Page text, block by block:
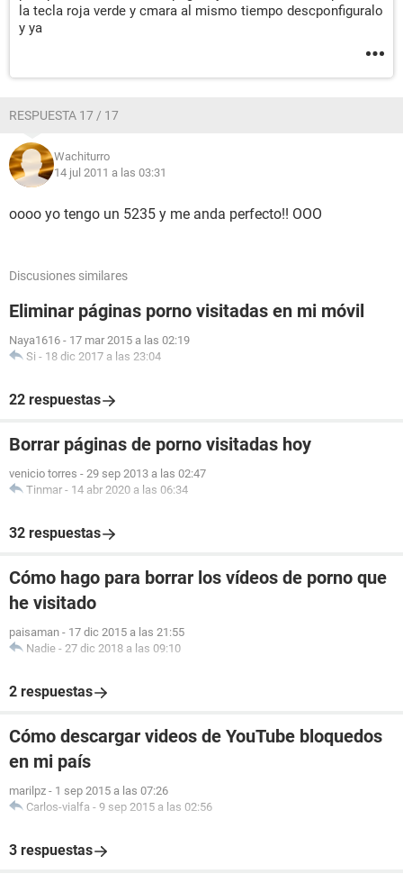
la tecla roja verde y cmara al mismo tiempo descponfiguralo
y ya
RESPUESTA 17 / 17
Wachiturro
14 jul 2011 a las 03:31
oooo yo tengo un 5235 y me anda perfecto!! OOO
Discusiones similares
Eliminar páginas porno visitadas en mi móvil
Naya1616 - 17 mar 2015 a las 02:19
Si - 18 dic 2017 a las 23:04
22 respuestas
Borrar páginas de porno visitadas hoy
venicio torres - 29 sep 2013 a las 02:47
Tinmar - 14 abr 2020 a las 06:34
32 respuestas
Cómo hago para borrar los vídeos de porno que
he visitado
paisaman - 17 dic 2015 a las 21:55
Nadie - 27 dic 2018 a las 09:10
2 respuestas
Cómo descargar videos de YouTube bloquedos
en mi país
marilpz - 1 sep 2015 a las 07:26
Carlos-vialfa - 9 sep 2015 a las 02:56
3 respuestas